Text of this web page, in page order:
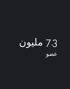
7.3 مليون
عضو